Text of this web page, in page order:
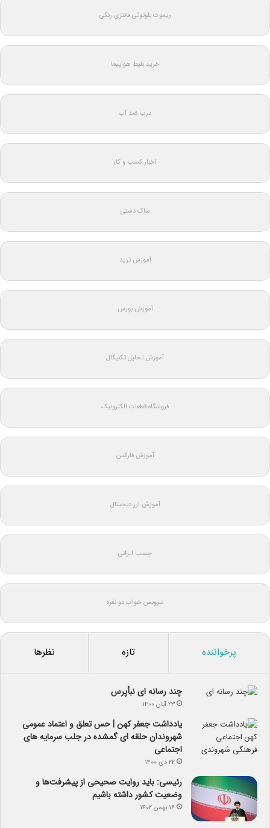
ریموت بلوتوثی فانتزی رنگی
خرید بلیط هواپیما
درب ضد آب
اخبار کسب و کار
ساک دستی
آموزش ترید
آموزش بورس
آموزش تحلیل تکنیکال
فروشگاه قطعات الکترونیک
آموزش فارکس
آموزش ارز دیجیتال
چسب ایرانی
سرویس خواب دو نفره
پرخواننده تازه نظرها
چند رسانه ای نبأپرس
۲۳ آبان ۱۴۰۰
یادداشت جعفر کهن | حس تعلق و اعتماد عمومی
شهروندان حلقه ای گمشده در جلب سرمایه های
اجتماعی
۲۲ دی ۱۴۰۰
رئیسی: باید روایت صحیحی از پیشرفت‌ها و
وضعیت کشور داشته باشیم
۱۶ بهمن ۱۴۰۲